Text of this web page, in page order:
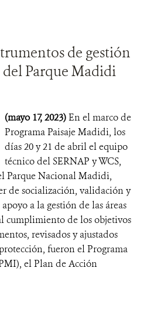
de gestión
Parque Madidi
(mayo 17, 2023)En el marco de
Programa Paisaje Madidi, los
días 20 y 21 de abril el equipo
técnico del SERNAP y WCS,
Parque Nacional Madidi,
de socialización, validación y
a la gestión de las áreas
cumplimiento de los objetivos
revisados y ajustados
fueron el Programa
el Plan de Acción